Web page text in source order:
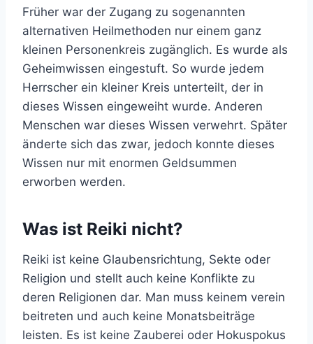
Früher war der Zugang zu sogenannten
alternativen Heilmethoden nur einem ganz
kleinen Personenkreis zugänglich. Es wurde als
Geheimwissen eingestuft. So wurde jedem
Herrscher ein kleiner Kreis unterteilt, der in
dieses Wissen eingeweiht wurde. Anderen
Menschen war dieses Wissen verwehrt. Später
änderte sich das zwar, jedoch konnte dieses
Wissen nur mit enormen Geldsummen
erworben werden.
Was ist Reiki nicht?
Reiki ist keine Glaubensrichtung, Sekte oder
Religion und stellt auch keine Konflikte zu
deren Religionen dar. Man muss keinem verein
beitreten und auch keine Monatsbeiträge
leisten. Es ist keine Zauberei oder Hokuspokus